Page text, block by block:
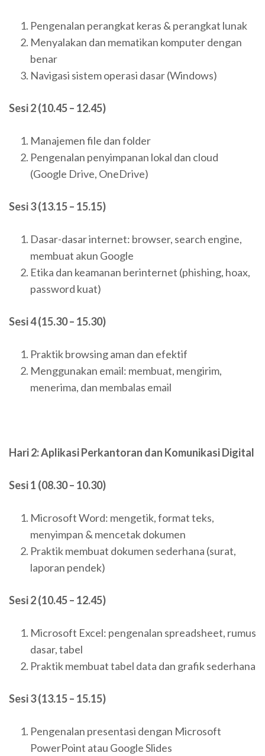
Pengenalan perangkat keras & perangkat lunak
Menyalakan dan mematikan komputer dengan
benar
Navigasi sistem operasi dasar (Windows)
Sesi 2 (10.45 – 12.45)
Manajemen file dan folder
Pengenalan penyimpanan lokal dan cloud
(Google Drive, OneDrive)
Sesi 3 (13.15 – 15.15)
Dasar-dasar internet: browser, search engine,
membuat akun Google
Etika dan keamanan berinternet (phishing, hoax,
password kuat)
Sesi 4 (15.30 – 15.30)
Praktik browsing aman dan efektif
Menggunakan email: membuat, mengirim,
menerima, dan membalas email
Hari 2: Aplikasi Perkantoran dan Komunikasi Digital
Sesi 1 (08.30 – 10.30)
Microsoft Word: mengetik, format teks,
menyimpan & mencetak dokumen
Praktik membuat dokumen sederhana (surat,
laporan pendek)
Sesi 2 (10.45 – 12.45)
Microsoft Excel: pengenalan spreadsheet, rumus
dasar, tabel
Praktik membuat tabel data dan grafik sederhana
Sesi 3 (13.15 – 15.15)
Pengenalan presentasi dengan Microsoft
PowerPoint atau Google Slides